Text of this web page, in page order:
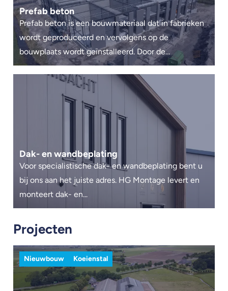
Prefab beton
Prefab beton is een bouwmateriaal dat in fabrieken
wordt geproduceerd en vervolgens op de
bouwplaats wordt geïnstalleerd. Door de...
Dak- en wandbeplating
Voor specialistische dak- en wandbeplating bent u
bij ons aan het juiste adres. HG Montage levert en
monteert dak- en...
Projecten
Nieuwbouw Koeienstal